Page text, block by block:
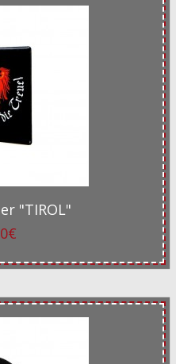
"TIROL"